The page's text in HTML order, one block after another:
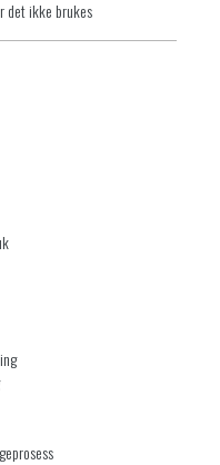
det ikke brukes